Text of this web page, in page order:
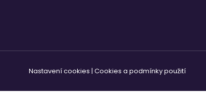
Nastavení cookies | Cookies a podmínky použití